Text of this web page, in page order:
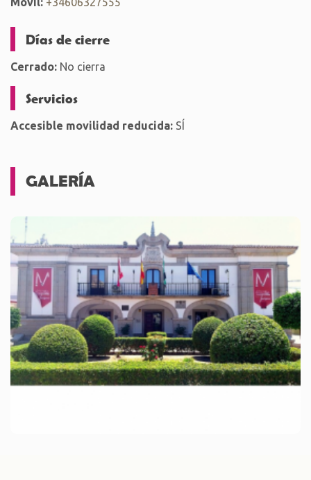
Días de cierre
Cerrado: No cierra
Servicios
Accesible movilidad reducida: SÍ
GALERÍA